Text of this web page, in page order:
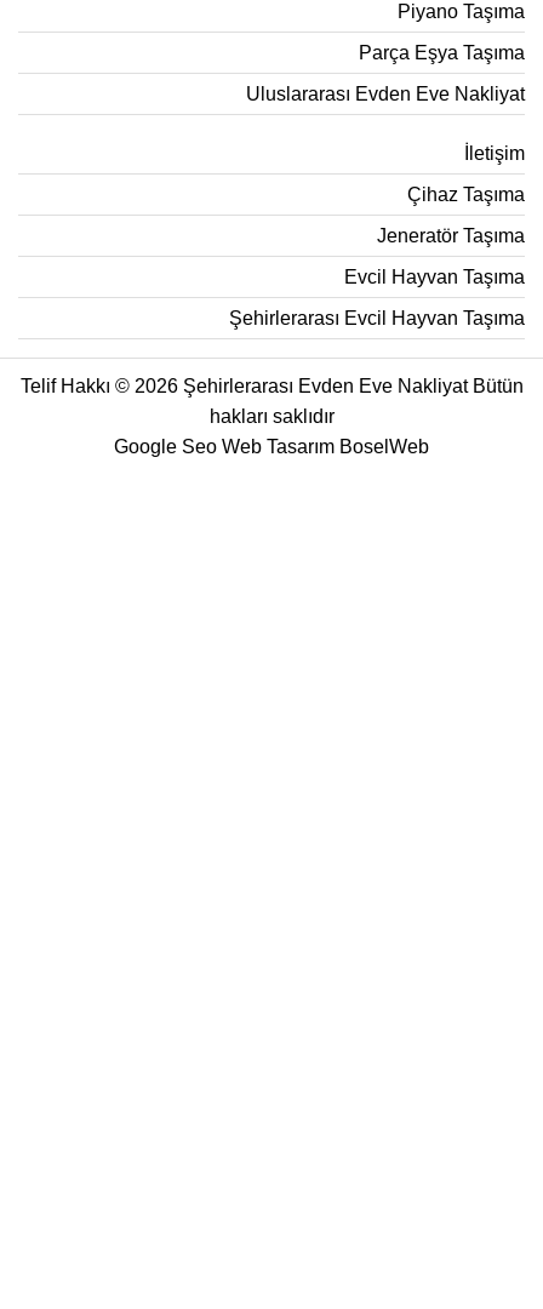
Piyano Taşıma
Parça Eşya Taşıma
Uluslararası Evden Eve Nakliyat
İletişim
Çihaz Taşıma
Jeneratör Taşıma
Evcil Hayvan Taşıma
Şehirlerarası Evcil Hayvan Taşıma
Telif Hakkı © 2026 Şehirlerarası Evden Eve Nakliyat Bütün
hakları saklıdır
Google Seo Web Tasarım BoselWeb